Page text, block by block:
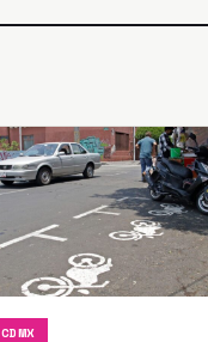
CDMX